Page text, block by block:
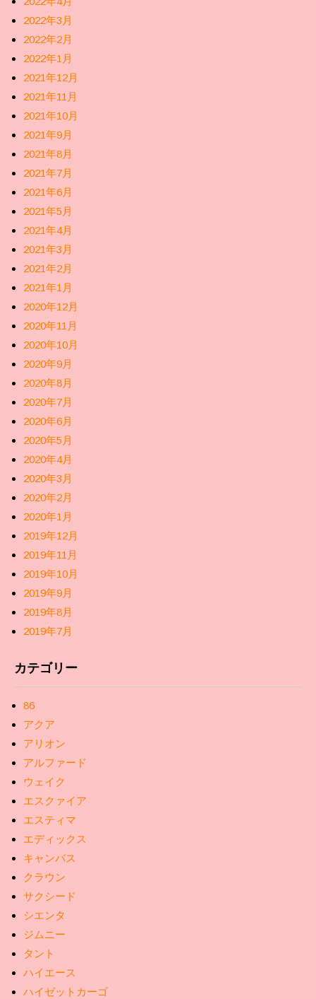
2022年3月
2022年2月
2022年1月
2021年12月
2021年11月
2021年10月
2021年9月
2021年8月
2021年7月
2021年6月
2021年5月
2021年4月
2021年3月
2021年2月
2021年1月
2020年12月
2020年11月
2020年10月
2020年9月
2020年8月
2020年7月
2020年6月
2020年5月
2020年4月
2020年3月
2020年2月
2020年1月
2019年12月
2019年11月
2019年10月
2019年9月
2019年8月
2019年7月
カテゴリー
86
アクア
アリオン
アルファード
ウェイク
エスクァイア
エスティマ
エディックス
キャンバス
クラウン
サクシード
シエンタ
ジムニー
タント
ハイエース
ハイゼットカーゴ